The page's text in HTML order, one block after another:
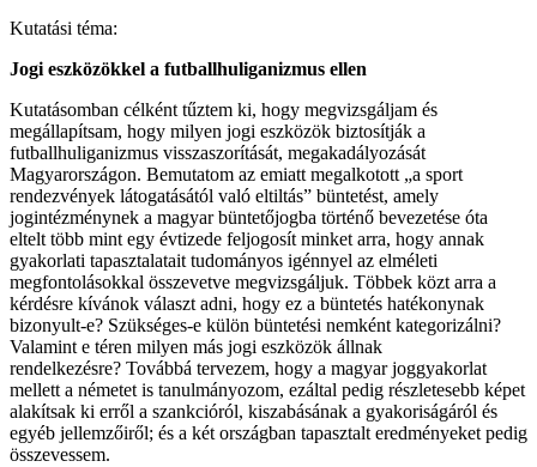
Kutatási téma:
Jogi eszközökkel a futballhuliganizmus ellen
Kutatásomban célként tűztem ki, hogy megvizsgáljam és
megállapítsam, hogy milyen jogi eszközök biztosítják a
futballhuliganizmus visszaszorítását, megakadályozását
Magyarországon. Bemutatom az emiatt megalkotott „a sport
rendezvények látogatásától való eltiltás” büntetést, amely
jogintézménynek a magyar büntetőjogba történő bevezetése óta
eltelt több mint egy évtizede feljogosít minket arra, hogy annak
gyakorlati tapasztalatait tudományos igénnyel az elméleti
megfontolásokkal összevetve megvizsgáljuk. Többek közt arra a
kérdésre kívánok választ adni, hogy ez a büntetés hatékonynak
bizonyult-e? Szükséges-e külön büntetési nemként kategorizálni?
Valamint e téren milyen más jogi eszközök állnak
rendelkezésre? Továbbá tervezem, hogy a magyar joggyakorlat
mellett a németet is tanulmányozom, ezáltal pedig részletesebb képet
alakítsak ki erről a szankcióról, kiszabásának a gyakoriságáról és
egyéb jellemzőiről; és a két országban tapasztalt eredményeket pedig
összevessem.